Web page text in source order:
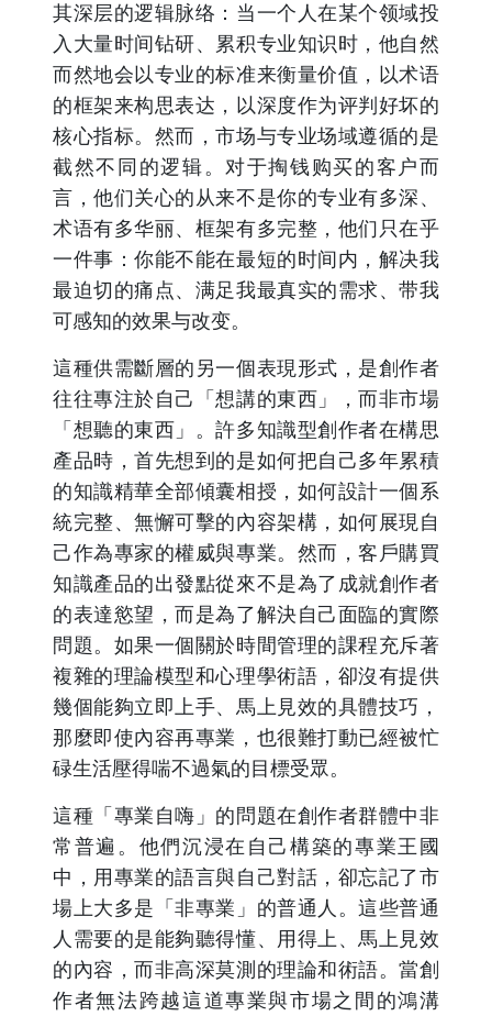
其深层的逻辑脉络：当一个人在某个领域投
入大量时间钻研、累积专业知识时，他自然
而然地会以专业的标准来衡量价值，以术语
的框架来构思表达，以深度作为评判好坏的
核心指标。然而，市场与专业场域遵循的是
截然不同的逻辑。对于掏钱购买的客户而
言，他们关心的从来不是你的专业有多深、
术语有多华丽、框架有多完整，他们只在乎
一件事：你能不能在最短的时间内，解决我
最迫切的痛点、满足我最真实的需求、带我
可感知的效果与改变。
這種供需斷層的另一個表現形式，是創作者
往往專注於自己「想講的東西」，而非市場
「想聽的東西」。許多知識型創作者在構思
產品時，首先想到的是如何把自己多年累積
的知識精華全部傾囊相授，如何設計一個系
統完整、無懈可擊的內容架構，如何展現自
己作為專家的權威與專業。然而，客戶購買
知識產品的出發點從來不是為了成就創作者
的表達慾望，而是為了解決自己面臨的實際
問題。如果一個關於時間管理的課程充斥著
複雜的理論模型和心理學術語，卻沒有提供
幾個能夠立即上手、馬上見效的具體技巧，
那麼即使內容再專業，也很難打動已經被忙
碌生活壓得喘不過氣的目標受眾。
這種「專業自嗨」的問題在創作者群體中非
常普遍。他們沉浸在自己構築的專業王國
中，用專業的語言與自己對話，卻忘記了市
場上大多是「非專業」的普通人。這些普通
人需要的是能夠聽得懂、用得上、馬上見效
的內容，而非高深莫測的理論和術語。當創
作者無法跨越這道專業與市場之間的鴻溝